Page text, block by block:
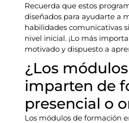
Recuerda que estos
diseñados para ayudarte a
habilidades comunicativas
nivel inicial. ¡Lo más
motivado y dispuesto a
¿Los
imparten de
presencial o
Los módulos de formación